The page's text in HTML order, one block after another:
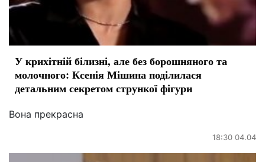
У крихітній білизні, але без борошняного та
молочного: Ксенія Мішина поділилася
детальним секретом стрункої фігури
Вона прекрасна
18:30 04.04